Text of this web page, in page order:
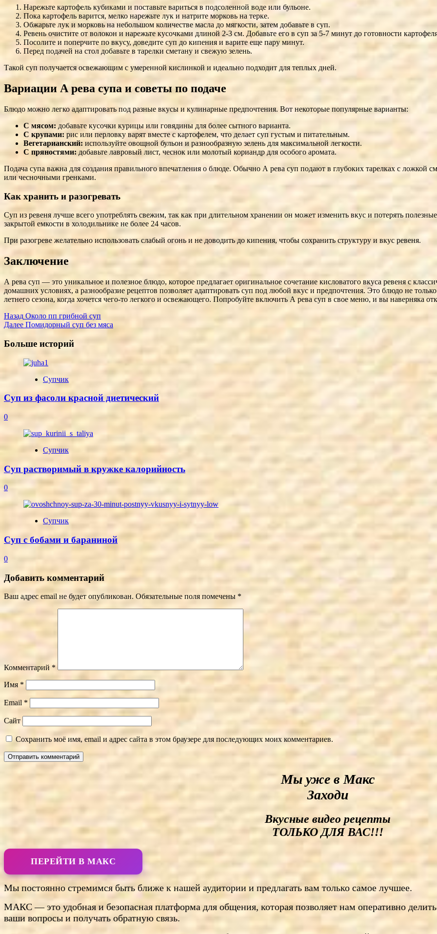
Нарежьте картофель кубиками и поставьте вариться в подсоленной воде или бульоне.
Пока картофель варится, мелко нарежьте лук и натрите морковь на терке.
Обжарьте лук и морковь на небольшом количестве масла до мягкости, затем добавьте в суп.
Ревень очистите от волокон и нарежьте кусочками длиной 2-3 см. Добавьте его в суп за 5-7 минут до готовности
Посолите и поперчите по вкусу, доведите суп до кипения и варите еще пару минут.
Перед подачей на стол добавьте в тарелки сметану и свежую зелень.
Такой суп получается освежающим с умеренной кислинкой и идеально подходит для теплых дней.
Вариации А ревa супа и советы по подаче
Блюдо можно легко адаптировать под разные вкусы и кулинарные предпочтения. Вот некоторые популярные варианты:
С мясом: добавьте кусочки курицы или говядины для более сытного варианта.
С крупами: рис или перловку варят вместе с картофелем, что делает суп густым и питательным.
Вегетарианский: используйте овощной бульон и разнообразную зелень для максимальной легкости.
С пряностями: добавьте лавровый лист, чеснок или молотый кориандр для особого аромата.
Подача супа важна для создания правильного впечатления о блюде. Обычно А ревa суп подают в глубоких тарелках с ложкой
или чесночными гренками.
Как хранить и разогревать
Суп из ревеня лучше всего употреблять свежим, так как при длительном хранении он может изменить вкус и потерять
закрытой емкости в холодильнике не более 24 часов.
При разогреве желательно использовать слабый огонь и не доводить до кипения, чтобы сохранить структуру и вкус ревеня.
Заключение
А ревa суп — это уникальное и полезное блюдо, которое предлагает оригинальное сочетание кисловатого вкуса ревеня с
домашних условиях, а разнообразие рецептов позволяет адаптировать суп под любой вкус и предпочтения. Это блюдо не
летнего сезона, когда хочется чего-то легкого и освежающего. Попробуйте включить А ревa суп в свое меню, и вы наверняка
Post
Navigation
Назад Около пп грибной суп
Далее Помидорный суп без мяса
Больше историй
Супчик
Суп из фасоли красной диетический
0
Супчик
Суп растворимый в кружке калорийность
0
Супчик
Суп с бобами и бараниной
0
Добавить комментарий
Ваш адрес email не будет опубликован. Обязательные поля помечены *
Комментарий *
Имя *
Email *
Сайт
Сохранить моё имя, email и адрес сайта в этом браузере для последующих моих комментариев.
Мы уже в Макс
Заходи
Вкусные видео рецепты
ТОЛЬКО ДЛЯ ВАС!!!
ПЕРЕЙТИ В МАКС
Мы постоянно стремимся быть ближе к нашей аудитории и предлагать вам только самое лучшее.
МАКС — это удобная и безопасная платформа для общения, которая позволяет нам оперативно
ваши вопросы и получать обратную связь.